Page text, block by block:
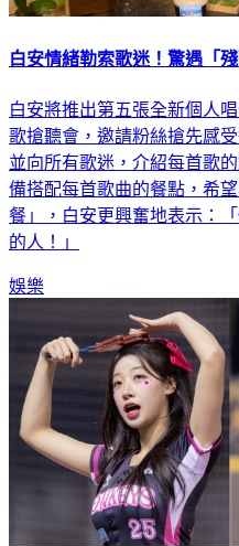
白安情緒勒索歌迷！驚遇「
白安將推出第五張全新個人
歌搶聽會，邀請粉絲搶先感
並向所有歌迷，介紹每首歌
備搭配每首歌曲的餐點，希
餐」，白安更興奮地表示：
的人！」
娛樂